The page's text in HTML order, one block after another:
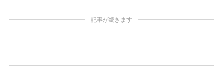
記事が続きます